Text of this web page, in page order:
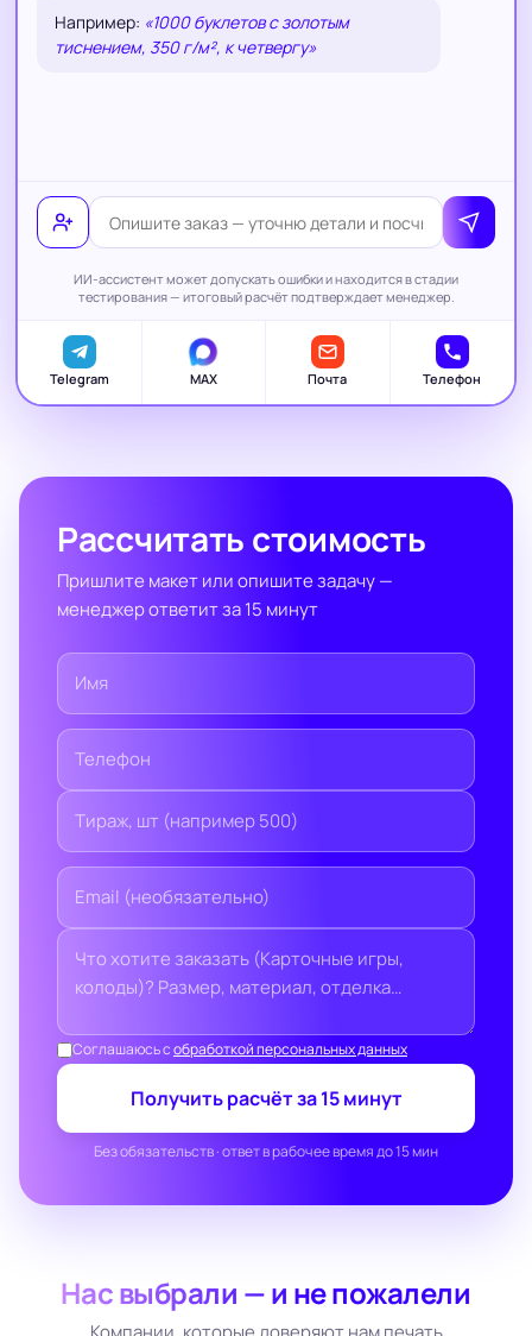
Например: «1000 буклетов с золотым
тиснением, 350 г/м², к четвергу»
ИИ-ассистент может допускать ошибки и находится в стадии
тестирования — итоговый расчёт подтверждает менеджер.
Telegram MAX Почта Телефон
Рассчитать стоимость
Пришлите макет или опишите задачу —
менеджер ответит за 15 минут
Соглашаюсь собработкой персональных данных
Получить расчёт за 15 минут
Без обязательств · ответ в рабочее время до 15 мин
Нас выбрали — и не пожалели